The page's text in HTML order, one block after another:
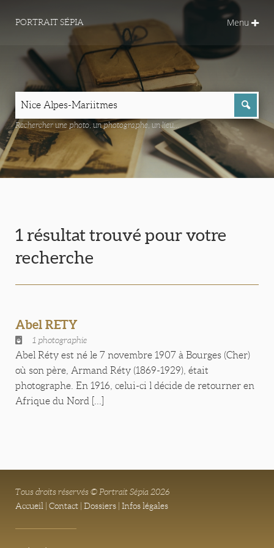
PORTRAIT SÉPIA Menu
Rechercher une photo, un photographe, un lieu...
1 résultat trouvé pour votre
recherche
Abel RETY
1 photographie
Abel Réty est né le 7 novembre 1907 à Bourges (Cher)
où son père, Armand Réty (1869-1929), était
photographe. En 1916, celui-ci l décide de retourner en
Afrique du Nord [...]
Tous droits réservés © Portrait Sépia 2026
Accueil
Contact Dossiers Infos légales